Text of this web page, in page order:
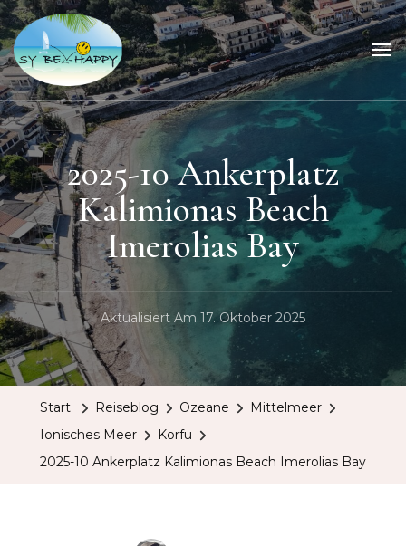
Sailing Be Happy
ein Traum wird wahr
2025-10 Ankerplatz
Kalimionas Beach
Imerolias Bay
Aktualisiert Am 17. Oktober 2025
Start Reiseblog Ozeane
Mittelmeer
Ionisches Meer
Korfu
2025-10 Ankerplatz Kalimionas Beach Imerolias Bay